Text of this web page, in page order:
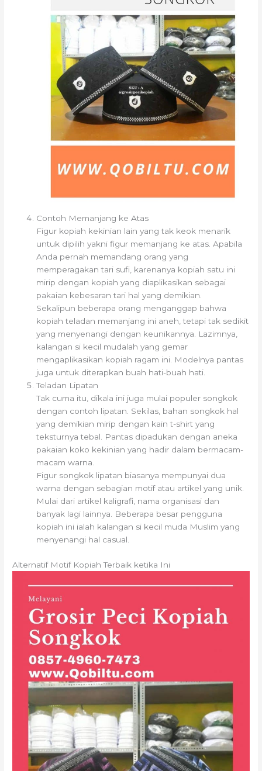
Contoh Memanjang ke Atas
Figur kopiah kekinian lain yang tak keok menarik
untuk dipilih yakni figur memanjang ke atas. Apabila
Anda pernah memandang orang yang
memperagakan tari sufi, karenanya kopiah satu ini
mirip dengan kopiah yang diaplikasikan sebagai
pakaian kebesaran tari hal yang demikian.
Sekalipun beberapa orang menganggap bahwa
kopiah teladan memanjang ini aneh, tetapi tak sedikit
yang menyenangi dengan keunikannya. Lazimnya,
kalangan si kecil mudalah yang gemar
mengaplikasikan kopiah ragam ini. Modelnya pantas
juga untuk diterapkan buah hati-buah hati.
Teladan Lipatan
Tak cuma itu, dikala ini juga mulai populer songkok
dengan contoh lipatan. Sekilas, bahan songkok hal
yang demikian mirip dengan kain t-shirt yang
teksturnya tebal. Pantas dipadukan dengan aneka
pakaian koko kekinian yang hadir dalam bermacam-
macam warna.
Figur songkok lipatan biasanya mempunyai dua
warna dengan sebagian motif atau artikel yang unik.
Mulai dari artikel kaligrafi, nama organisasi dan
banyak lagi lainnya. Beberapa besar pengguna
kopiah ini ialah kalangan si kecil muda Muslim yang
menyenangi hal casual.
Alternatif Motif Kopiah Terbaik ketika Ini